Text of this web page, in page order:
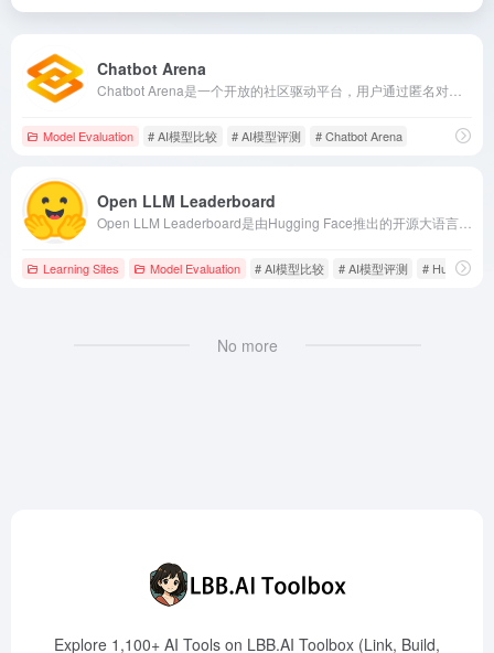
Chatbot Arena
Model Evaluation # AI模型比较 # AI模型评测 # Chatbot Arena
Open LLM Leaderboard
Learning Sites Model Evaluation # AI模型比较 # AI模型评测 # Hugging
No more
Explore 1,100+ AI Tools on LBB.AI Toolbox (Link, Build,